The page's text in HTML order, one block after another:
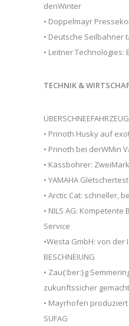
denWinter
• Doppelmayr
• Deutsche Seilbahner
• Leitner
TECHNIK &
• Prinoth Husky auf
• Prinoth bei derWMin
• Kässbohrer:
• YAMAHA Gletschertest
• Arctic Cat: schneller,
• NILS AG:
Service
•Westa GmbH: von
BESCHNEIUNG
• Zau{:ber:}g
zukunftssicher gemacht
• Mayrhofen
SUFAG